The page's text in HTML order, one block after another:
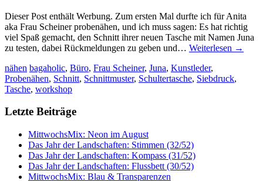
Dieser Post enthält Werbung. Zum ersten Mal durfte ich für Anita
aka Frau Scheiner probenähen, und ich muss sagen: Es hat richtig
viel Spaß gemacht, den Schnitt ihrer neuen Tasche mit Namen Juna
zu testen, dabei Rückmeldungen zu geben und… Weiterlesen →
nähen bagaholic, Büro, Frau Scheiner, Juna, Kunstleder,
Probenähen, Schnitt, Schnittmuster, Schultertasche, Siebdruck,
Tasche, workshop
Letzte Beiträge
MittwochsMix: Neon im August
Das Jahr der Landschaften: Stimmen (32/52)
Das Jahr der Landschaften: Kompass (31/52)
Das Jahr der Landschaften: Flussbett (30/52)
MittwochsMix: Blau & Transparenzen